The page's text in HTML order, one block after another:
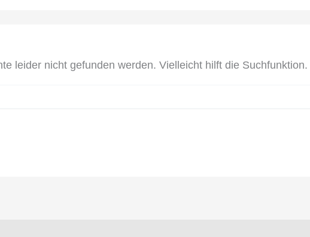
leider nicht gefunden werden. Vielleicht hilft die Suchfunktion.